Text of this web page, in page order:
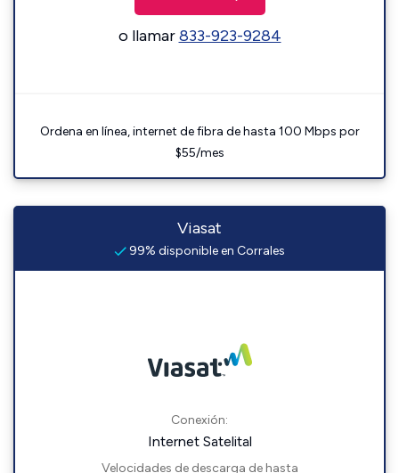
o llamar833-923-9284
Ordena en línea, internet de fibra de hasta 100 Mbps por
$55/mes
Viasat
99% disponible en Corrales
Conexión:
Internet Satelital
Velocidades de descarga de hasta